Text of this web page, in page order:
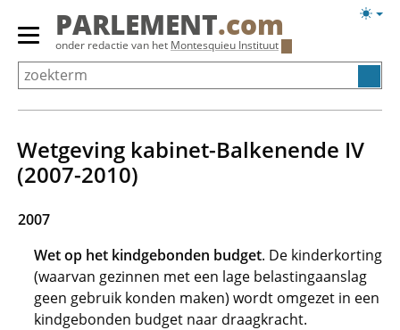
Overslaan
Primair
menu
tonen/verbergen
PARLEMENT.com
onder redactie van het Montesquieu Instituut
Wetgeving kabinet-Balkenende IV
(2007-2010)
2007
Wet op het kindgebonden budget. De kinderkorting
(waarvan gezinnen met een lage belastingaanslag
geen gebruik konden maken) wordt omgezet in een
kindgebonden budget naar draagkracht.